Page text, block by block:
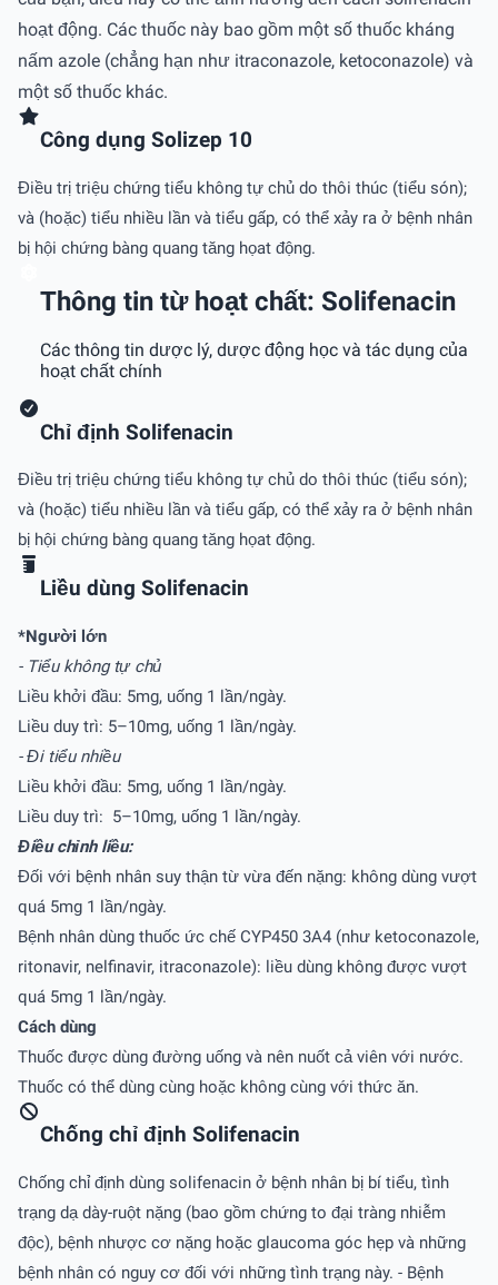
hoạt động. Các thuốc này bao gồm một số thuốc kháng
nấm azole (chẳng hạn như itraconazole, ketoconazole) và
một số thuốc khác.
Công dụng Solizep 10
Điều trị triệu chứng tiểu không tự chủ do thôi thúc (tiểu són);
và (hoặc) tiểu nhiều lần và tiểu gấp, có thể xảy ra ở bệnh nhân
bị hội chứng bàng quang tăng họat động.
Thông tin từ hoạt chất: Solifenacin
Các thông tin dược lý, dược động học và tác dụng của
hoạt chất chính
Chỉ định Solifenacin
Điều trị triệu chứng tiểu không tự chủ do thôi thúc (tiểu són);
và (hoặc) tiểu nhiều lần và tiểu gấp, có thể xảy ra ở bệnh nhân
bị hội chứng bàng quang tăng họat động.
Liều dùng Solifenacin
*Người lớn
- Tiểu không tự chủ
Liều khởi đầu: 5mg, uống 1 lần/ngày.
Liều duy trì: 5–10mg, uống 1 lần/ngày.
- Đi tiểu nhiều
Liều khởi đầu: 5mg, uống 1 lần/ngày.
Liều duy trì: 5–10mg, uống 1 lần/ngày.
Điều chỉnh liều:
Đối với bệnh nhân suy thận từ vừa đến nặng: không dùng vượt
quá 5mg 1 lần/ngày.
Bệnh nhân dùng thuốc ức chế CYP450 3A4 (như ketoconazole,
ritonavir, nelfinavir, itraconazole): liều dùng không được vượt
quá 5mg 1 lần/ngày.
Cách dùng
Thuốc được dùng đường uống và nên nuốt cả viên với nước.
Thuốc có thể dùng cùng hoặc không cùng với thức ăn.
Chống chỉ định Solifenacin
Chống chỉ định dùng solifenacin ở bệnh nhân bị bí tiểu, tình
trạng dạ dày-ruột nặng (bao gồm chứng to đại tràng nhiễm
độc), bệnh nhược cơ nặng hoặc glaucoma góc hẹp và những
bệnh nhân có nguy cơ đối với những tình trạng này. - Bệnh